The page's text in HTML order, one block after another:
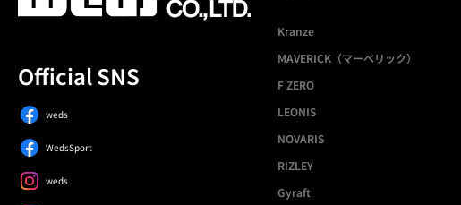
Official SNS
weds
WedsSport
weds
Kranze
MAVERICK（マーベリック）
F ZERO
LEONIS
NOVARIS
RIZLEY
Gyraft